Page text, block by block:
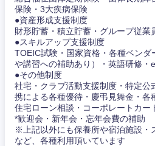
保険・3大疾病保険
●資産形成支援制度
財形貯蓄・積立貯蓄・グループ従業
●スキルアップ支援制度
TOEIC試験・国家資格・各種ベンダ
や講習への補助あり）・英語研修・
●その他制度
社宅・クラブ活動支援制度・特定公
携による各種優待・慶弔見舞金・各
住宅ローン相談・コーポレートカー
*歓迎会・新年会・忘年会費の補助
※上記以外にも保養所や宿泊施設・
など、各種利用頂いています
不動産専
門職
建設・施
工管理
事務職
その他
法律・特許事務所・監査法
人材・アウトソーシング
サービス
その他
神奈川県